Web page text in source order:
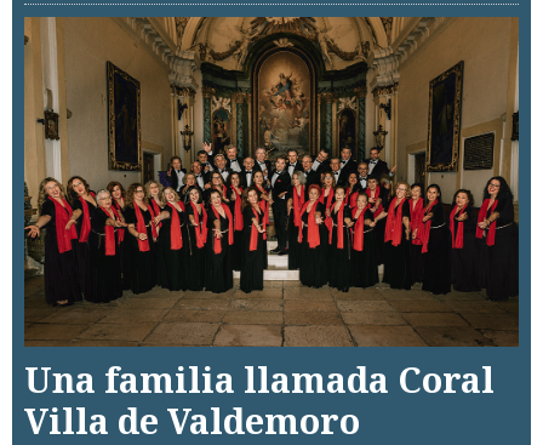
Una familia llamada Coral
Villa de Valdemoro